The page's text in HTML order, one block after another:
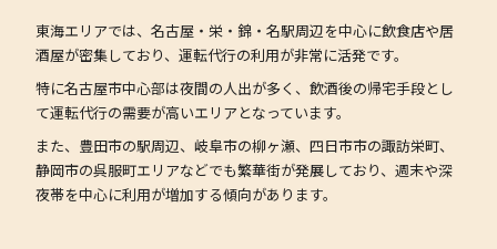
東海エリアでは、名古屋・栄・錦・名駅周辺を中心に飲食店や居
酒屋が密集しており、運転代行の利用が非常に活発です。
特に名古屋市中心部は夜間の人出が多く、飲酒後の帰宅手段とし
て運転代行の需要が高いエリアとなっています。
また、豊田市の駅周辺、岐阜市の柳ヶ瀬、四日市市の諏訪栄町、
静岡市の呉服町エリアなどでも繁華街が発展しており、週末や深
夜帯を中心に利用が増加する傾向があります。